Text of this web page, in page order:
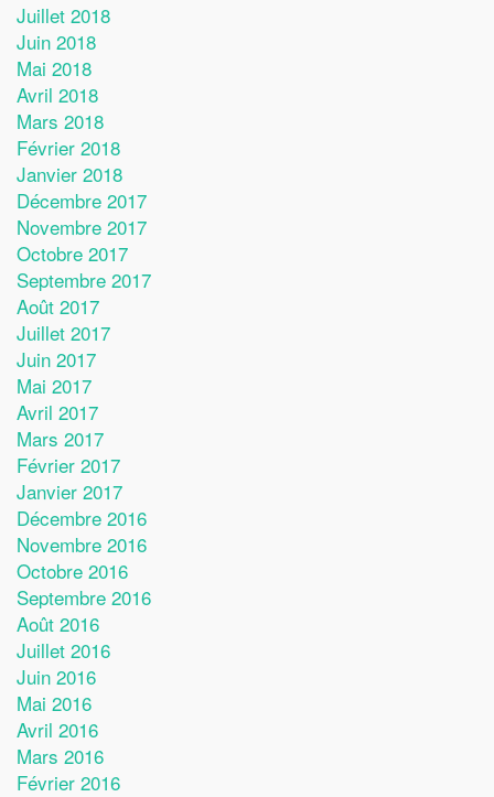
Juillet 2018
Juin 2018
Mai 2018
Avril 2018
Mars 2018
Février 2018
Janvier 2018
Décembre 2017
Novembre 2017
Octobre 2017
Septembre 2017
Août 2017
Juillet 2017
Juin 2017
Mai 2017
Avril 2017
Mars 2017
Février 2017
Janvier 2017
Décembre 2016
Novembre 2016
Octobre 2016
Septembre 2016
Août 2016
Juillet 2016
Juin 2016
Mai 2016
Avril 2016
Mars 2016
Février 2016